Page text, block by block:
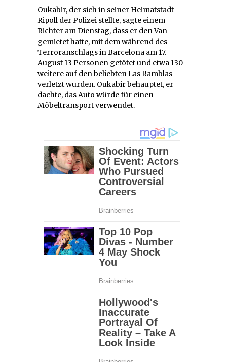
Oukabir, der sich in seiner Heimatstadt
Ripoll der Polizei stellte, sagte einem
Richter am Dienstag, dass er den Van
gemietet hatte, mit dem während des
Terroranschlags in Barcelona am 17.
August 13 Personen getötet und etwa 130
weitere auf den beliebten Las Ramblas
verletzt wurden. Oukabir behauptet, er
dachte, das Auto würde für einen
Möbeltransport verwendet.